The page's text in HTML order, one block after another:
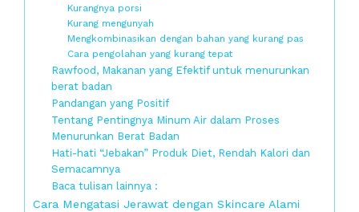
Kurangnya porsi
Kurang mengunyah
Mengkombinasikan dengan bahan yang kurang pas
Cara pengolahan yang kurang tepat
Rawfood, Makanan yang Efektif untuk menurunkan
berat badan
Pandangan yang Positif
Tentang Pentingnya Minum Air dalam Proses
Menurunkan Berat Badan
Hati-hati “Jebakan” Produk Diet, Rendah Kalori dan
Semacamnya
Baca tulisan lainnya :
Cara Mengatasi Jerawat dengan Skincare Alami